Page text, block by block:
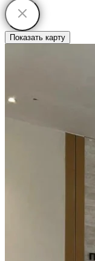
Показать карту